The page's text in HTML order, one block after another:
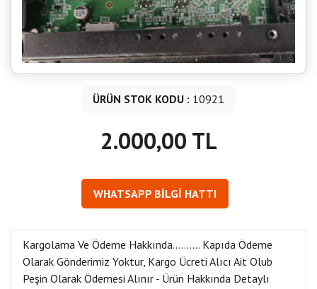
ÜRÜN STOK KODU : 10921
2.000,00 TL
WHATSAPP BİLGİ HATTI
Kargolama Ve Ödeme Hakkında………. Kapıda Ödeme
Olarak Gönderimiz Yoktur, Kargo Ücreti Alıcı Ait Olub
Peşin Olarak Ödemesi Alınır - Ürün Hakkında Detaylı